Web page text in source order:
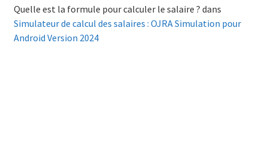
Quelle est la formule pour calculer le salaire ? dans
Simulateur de calcul des salaires : OJRA Simulation pour
Android Version 2024